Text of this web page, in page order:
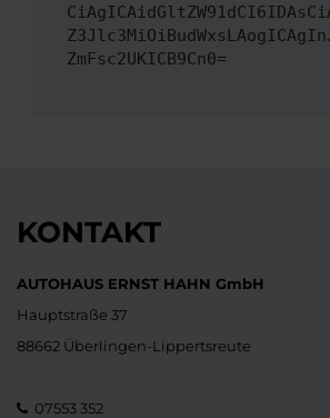
ZmFsc2UKICB9Cn0=
KONTAKT
AUTOHAUS ERNST HAHN GmbH
Hauptstraße 37
88662 Überlingen-Lippertsreute
07553 352